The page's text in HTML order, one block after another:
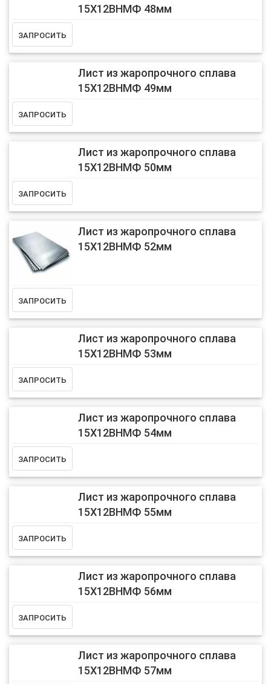
15Х12ВНМФ 48мм
Лист из жаропрочного сплава
15Х12ВНМФ 49мм
Лист из жаропрочного сплава
15Х12ВНМФ 50мм
Лист из жаропрочного сплава
15Х12ВНМФ 52мм
Лист из жаропрочного сплава
15Х12ВНМФ 53мм
Лист из жаропрочного сплава
15Х12ВНМФ 54мм
Лист из жаропрочного сплава
15Х12ВНМФ 55мм
Лист из жаропрочного сплава
15Х12ВНМФ 56мм
Лист из жаропрочного сплава
15Х12ВНМФ 57мм